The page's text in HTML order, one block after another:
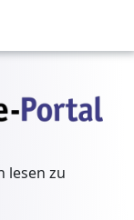
lesen zu